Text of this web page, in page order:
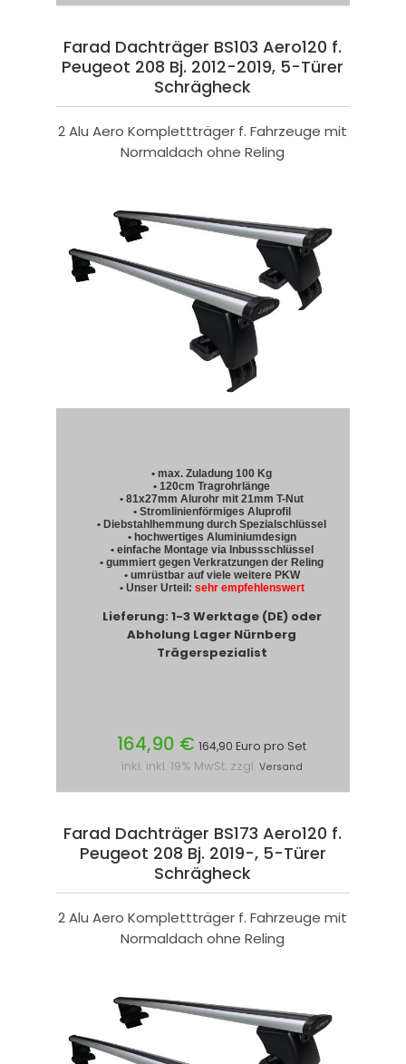
Farad Dachträger BS103 Aero120 f.
Peugeot 208 Bj. 2012-2019, 5-Türer
Schrägheck
2 Alu Aero Komplettträger f. Fahrzeuge mit
Normaldach ohne Reling
• max. Zuladung 100 Kg
• 120cm Tragrohrlänge
• 81x27mm Alurohr mit 21mm T-Nut
• Stromlinienförmiges Aluprofil
• Diebstahlhemmung durch Spezialschlüssel
• hochwertiges Aluminiumdesign
• einfache Montage via Inbussschlüssel
• gummiert gegen Verkratzungen der Reling
• umrüstbar auf viele weitere PKW
• Unser Urteil: sehr empfehlenswert
Lieferung: 1-3 Werktage (DE) oder
Abholung Lager Nürnberg
Trägerspezialist
164,90 € 164,90 Euro pro Set
inkl. inkl. 19% MwSt. zzgl. Versand
Farad Dachträger BS173 Aero120 f.
Peugeot 208 Bj. 2019-, 5-Türer
Schrägheck
2 Alu Aero Komplettträger f. Fahrzeuge mit
Normaldach ohne Reling